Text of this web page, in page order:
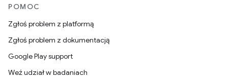
POMOC
Zgłoś problem z platformą
Zgłoś problem z dokumentacją
Google Play support
Weź udział w badaniach